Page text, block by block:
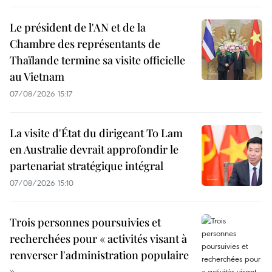
Le président de l'AN et de la
Chambre des représentants de
Thaïlande termine sa visite officielle
au Vietnam
07/08/2026 15:17
La visite d'État du dirigeant To Lam
en Australie devrait approfondir le
partenariat stratégique intégral
07/08/2026 15:10
Trois personnes poursuivies et
recherchées pour « activités visant à
renverser l'administration populaire